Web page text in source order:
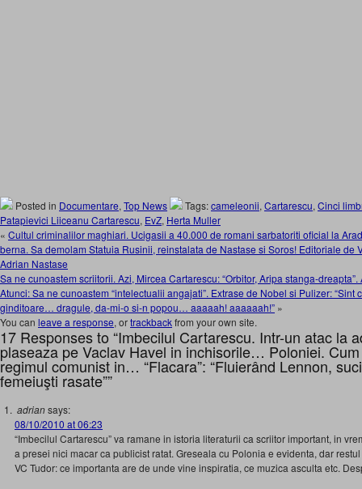
Posted in Documentare, Top News Tags:cameleonii, Cartarescu, Cinci
Patapievici Liiceanu Cartarescu, EvZ, Herta Muller
« Cultul criminalilor maghiari. Ucigasii a 40.000 de romani sarbatoriti oficial la
berna. Sa demolam Statuia Rusinii, reinstalata de Nastase si Soros! Editoriale
Adrian Nastase
Sa ne cunoastem scriitorii. Azi, Mircea Cartarescu: “Orbitor, Aripa stanga-
Atunci: Sa ne cunoastem “intelectualii angajati”. Extrase de Nobel si Pulizer:
ginditoare… dragule, da-mi-o si-n popou… aaaaah! aaaaaah!” »
You can leave a response, ortrackbackfrom your own site.
17 Responses to “Imbecilul Cartarescu. Intr-un atac la
plaseaza pe Vaclav Havel in inchisorile… Poloniei.
regimul comunist in… “Flacara”: “Fluierând Lennon,
femeiuşti rasate””
adriansays:
08/10/2010 at 06:23
“Imbecilul Cartarescu” va ramane in istoria literaturii ca scriitor important, in
a presei nici macar ca publicist ratat. Greseala cu Polonia e evidenta, dar
VC Tudor: ce importanta are de unde vine inspiratia, ce muzica asculta etc.